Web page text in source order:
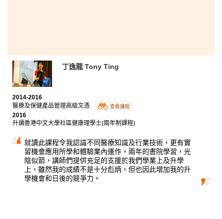
丁逸龍 Tony Ting
2014-2016
醫療及保健產品管理高級文憑
查看課程
2016
升讀香港中文大學社區健康理學士(兩年制課程)
就讀此課程令我認識不同醫療知識及行業技術，更有實
習機會應用所學和體驗業內運作。兩年的書院學習，光
陰似箭，講師們提供充足的支援於我們學業上及升學
上，雖然我的成績不是十分彪炳，但也因此增加我的升
學機會和日後的競爭力。